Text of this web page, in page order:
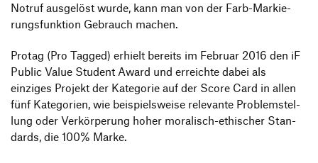
Notruf ausge­löst wurde, kann man von der Farb-Markie­
rungs­funk­tion Gebrauch machen.
Protag (Pro Tagged) erhielt bereits im Februar 2016 den iF
Public Value Student Award und erreichte dabei als
einziges Projekt der Kate­gorie auf der Score Card in allen
fünf Kate­go­rien, wie beispiels­weise rele­vante Problem­stel­
lung oder Verkör­pe­rung hoher mora­lisch-ethi­scher Stan­
dards, die 100% Marke.